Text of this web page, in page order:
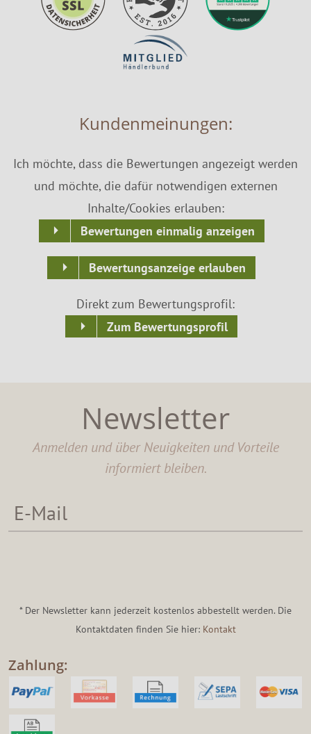
Kundenmeinungen:
Ich möchte, dass die Bewertungen angezeigt werden
und möchte, die dafür notwendigen externen
Inhalte/Cookies erlauben:
Bewertungen einmalig anzeigen
Bewertungsanzeige erlauben
Direkt zum Bewertungsprofil:
Zum Bewertungsprofil
Newsletter
Anmelden und über Neuigkeiten und Vorteile
informiert bleiben.
* Der Newsletter kann jederzeit kostenlos abbestellt werden. Die
Kontaktdaten finden Sie hier: Kontakt
Zahlung: